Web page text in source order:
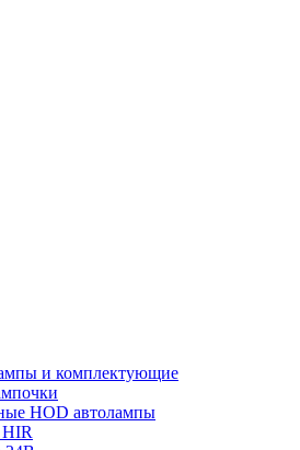
и комплектующие
HOD автолампы